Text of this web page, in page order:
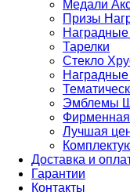
Медали
Призы
Тарелки
Стекло
Эмблемы
Фирменная
Лучшая
Доставка и
Гарантии
Контакты